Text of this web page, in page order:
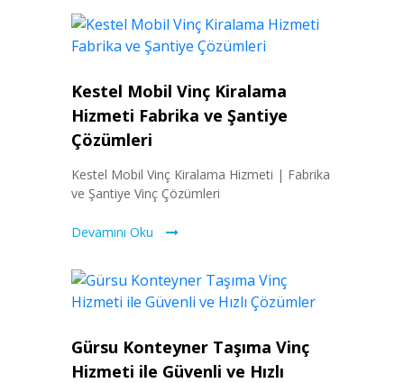
Kestel Mobil Vinç Kiralama
Hizmeti Fabrika ve Şantiye
Çözümleri
Kestel Mobil Vinç Kiralama Hizmeti | Fabrika
ve Şantiye Vinç Çözümleri
Devamını Oku
Gürsu Konteyner Taşıma Vinç
Hizmeti ile Güvenli ve Hızlı